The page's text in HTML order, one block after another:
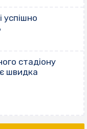
успішно
стадіону
швидка